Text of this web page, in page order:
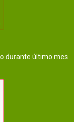
durante último mes